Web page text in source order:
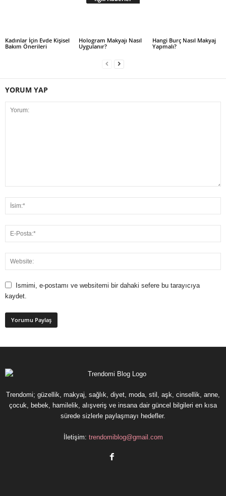
Kadınlar İçin Evde Kişisel
Bakım Önerileri
Hologram Makyajı Nasıl
Uygulanır?
Hangi Burç Nasıl Makyaj
Yapmalı?
YORUM YAP
Ismimi, e-postamı ve websitemi bir dahaki sefere bu tarayıcıya
kaydet.
Trendomi; güzellik, makyaj, sağlık, diyet, moda, stil, aşk, cinsellik, anne,
çocuk, bebek, hamilelik, alışveriş ve insana dair güncel bilgileri en kısa
sürede sizlerle paylaşmayı hedefler.
İletişim: trendomiblog@gmail.com